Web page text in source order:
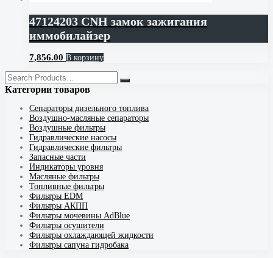
47124203 CNH замок зажигания
иммобилайзер
7,856.00 В корзину
Категории товаров
Cепараторы дизельного топлива
Воздушно-масляные сепараторы
Воздушные фильтры
Гидравлические насосы
Гидравлические фильтры
Запасные части
Индикаторы уровня
Масляные фильтры
Топливные фильтры
Фильтры EDM
Фильтры АКПП
Фильтры мочевины AdBlue
Фильтры осушители
Фильтры охлаждающей жидкости
Фильтры сапуна гидробака